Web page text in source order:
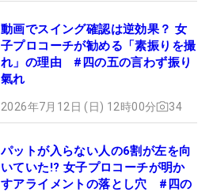
動画でスイング確認は逆効果？ 女
子プロコーチが勧める「素振りを撮
れ」の理由 #四の五の言わず振り
氣れ
2026年7月12日 (日) 12時00分 34
パットが入らない人の6割が左を向
いていた!? 女子プロコーチが明か
すアライメントの落とし穴 #四の